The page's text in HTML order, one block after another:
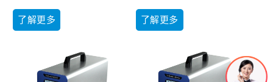
了解更多 了解更多